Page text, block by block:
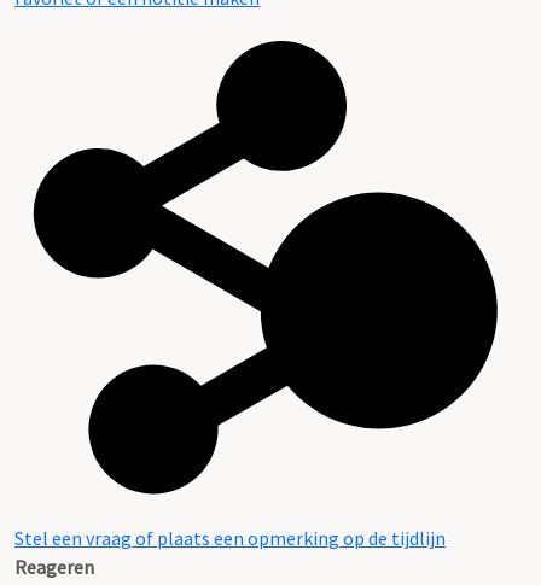
Stel een vraag of plaats een opmerking op de tijdlijn
Reageren